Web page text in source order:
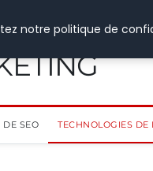
DE SEO TECHNOLOGIES DE
notre politique de